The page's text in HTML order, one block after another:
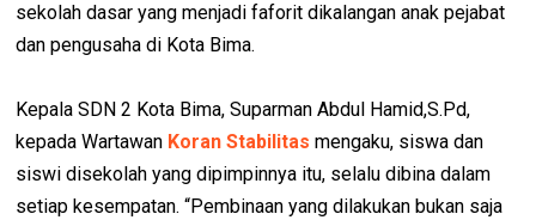
sekolah dasar yang menjadi faforit dikalangan anak pejabat
dan pengusaha di Kota Bima.
Kepala SDN 2 Kota Bima, Suparman Abdul Hamid,S.Pd,
kepada Wartawan Koran Stabilitas mengaku, siswa dan
siswi disekolah yang dipimpinnya itu, selalu dibina dalam
setiap kesempatan. “Pembinaan yang dilakukan bukan saja